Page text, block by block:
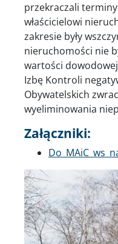
przekraczali
właścicielowi
zakresie były
nieruchomości nie
wartości
Izbę Kontroli
Obywatelskich
wyeliminowania
Załączniki:
Dokument